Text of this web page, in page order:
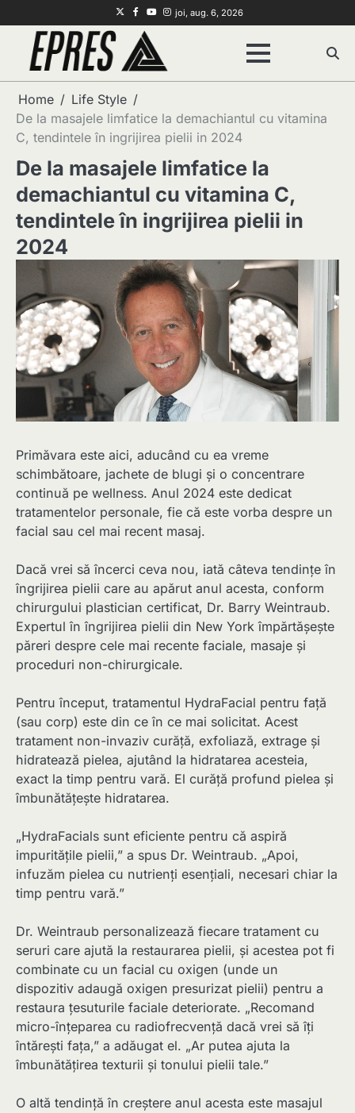
to
content
TwitterFacebook
Youtube
Instagram
joi, aug. 6, 2026
Home
Life Style
De la masajele limfatice la demachiantul cu vitamina
C, tendintele în ingrijirea pielii in 2024
De la masajele limfatice la
demachiantul cu vitamina C,
tendintele în ingrijirea pielii in
2024
Primăvara este aici, aducând cu ea vreme
schimbătoare, jachete de blugi și o concentrare
continuă pe wellness. Anul 2024 este dedicat
tratamentelor personale, fie că este vorba despre un
facial sau cel mai recent masaj.
Dacă vrei să încerci ceva nou, iată câteva tendințe în
îngrijirea pielii care au apărut anul acesta, conform
chirurgului plastician certificat, Dr. Barry Weintraub.
Expertul în îngrijirea pielii din New York împărtășește
păreri despre cele mai recente faciale, masaje și
proceduri non-chirurgicale.
Pentru început, tratamentul HydraFacial pentru față
(sau corp) este din ce în ce mai solicitat. Acest
tratament non-invaziv curăță, exfoliază, extrage și
hidratează pielea, ajutând la hidratarea acesteia,
exact la timp pentru vară. El curăță profund pielea și
îmbunătățește hidratarea.
„HydraFacials sunt eficiente pentru că aspiră
impuritățile pielii,” a spus Dr. Weintraub. „Apoi,
infuzăm pielea cu nutrienți esențiali, necesari chiar la
timp pentru vară.”
Dr. Weintraub personalizează fiecare tratament cu
seruri care ajută la restaurarea pielii, și acestea pot fi
combinate cu un facial cu oxigen (unde un
dispozitiv adaugă oxigen presurizat pielii) pentru a
restaura țesuturile faciale deteriorate. „Recomand
micro-înțeparea cu radiofrecvență dacă vrei să îți
întărești fața,” a adăugat el. „Ar putea ajuta la
îmbunătățirea texturii și tonului pielii tale.”
O altă tendință în creștere anul acesta este masajul